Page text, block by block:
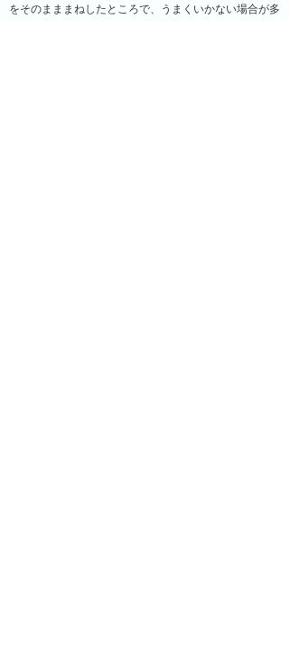
をそのまままねしたところで、うまくいかない場合が多